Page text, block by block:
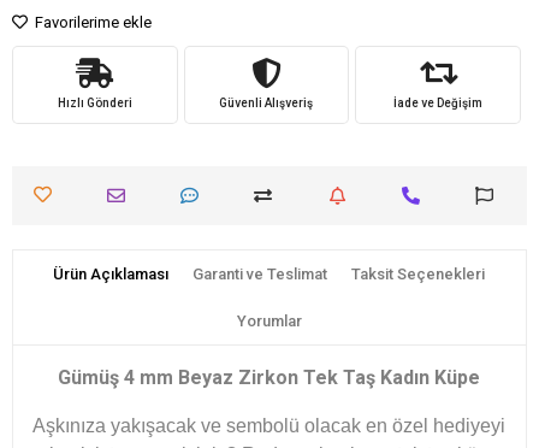
Favorilerime ekle
Hızlı Gönderi Güvenli Alışveriş İade ve Değişim
Ürün Açıklaması Garanti ve Teslimat Taksit Seçenekleri
Yorumlar
​Gümüş 4 mm Beyaz Zirkon Tek Taş Kadın Küpe
Aşkınıza yakışacak ve sembolü olacak en özel hediyeyi